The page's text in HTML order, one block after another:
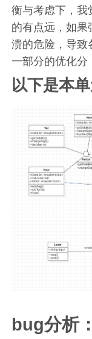
衡与考虑下，我
的有点远，如果
溃的危险，导致
一部分的优化分
以下是本
bug分析：